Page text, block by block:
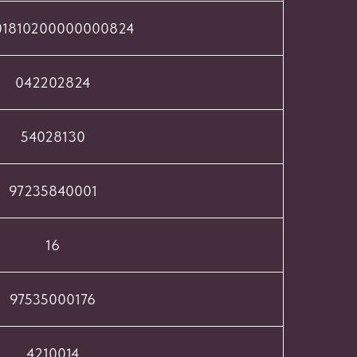
042202824
54028130
97235840001
16
97535000176
4210014